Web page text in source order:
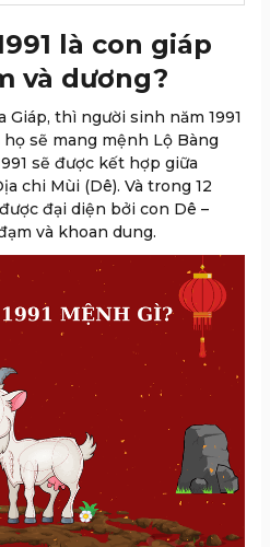
là con giáp
và dương?
Giáp, thì người sinh năm 1991
sẽ mang mệnh Lộ Bàng
sẽ được kết hợp giữa
chi Mùi (Dê). Và trong 12
đại diện bởi con Dê –
và khoan dung.